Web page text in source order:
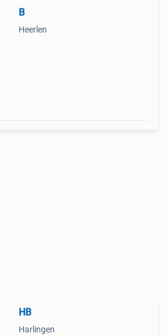
B
Heerlen
HB
Harlingen